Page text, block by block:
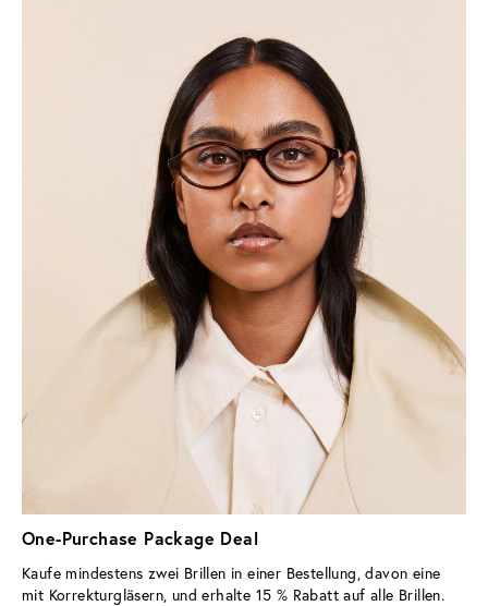
One-Purchase Package Deal
Kaufe mindestens zwei Brillen in einer Bestellung, davon eine
mit Korrekturgläsern, und erhalte 15 % Rabatt auf alle Brillen.